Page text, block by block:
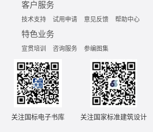
客户服务
技术支持 试用申请 意见反馈 帮助中心
特色业务
宣贯培训 咨询服务 参编图集
关注国标电子书库 关注国家标准建筑设计